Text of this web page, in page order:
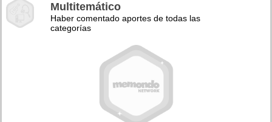
Multitemático
Haber comentado aportes de todas las
categorías